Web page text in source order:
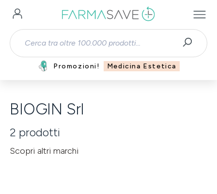
Passa al contenuto principale
Promozioni! Medicina Estetica
BIOGIN Srl
2 prodotti
Scopri altri marchi